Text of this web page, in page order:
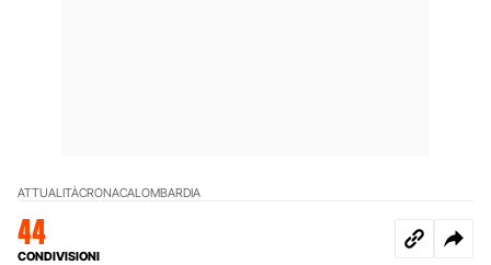
ATTUALITÀCRONACALOMBARDIA
44
CONDIVISIONI